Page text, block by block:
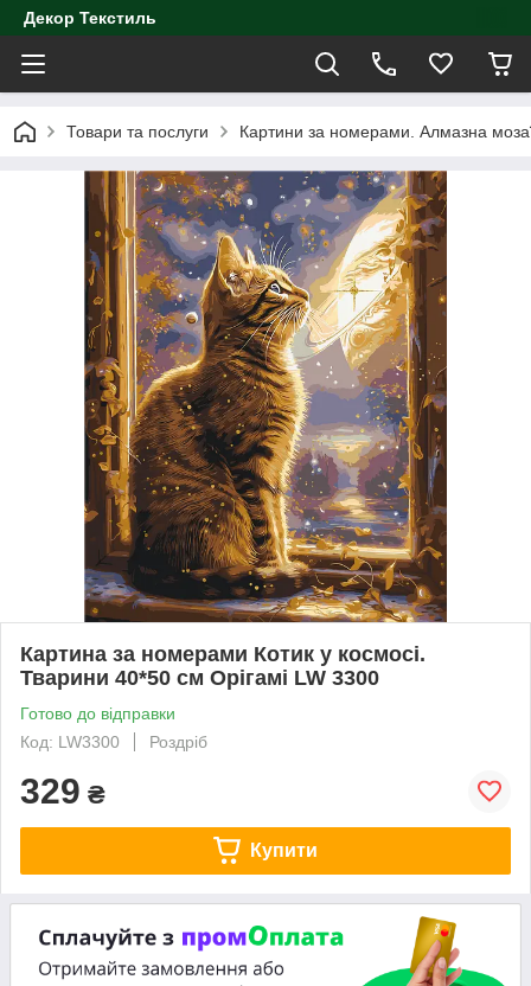
Декор Текстиль
Товари та послуги Картини за номерами. Алмазна
Картина за номерами Котик у космосі.
Тварини 40*50 см Орігамі LW 3300
Готово до відправки
Код: LW3300
Роздріб
329 ₴
Купити